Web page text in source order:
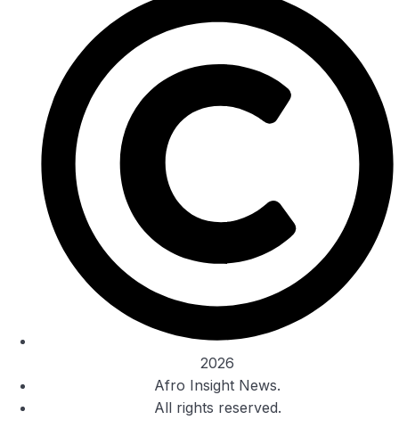
2026
Afro Insight News.
All rights reserved.